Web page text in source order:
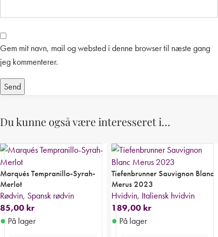
Gem mit navn, mail og websted i denne browser til næste gang
jeg kommenterer.
Du kunne også være interesseret i…
Marqués Tempranillo-Syrah-
Merlot
Rødvin, Spansk rødvin
85,00 kr
● På lager
Tiefenbrunner Sauvignon Blanc
Merus 2023
Hvidvin, Italiensk hvidvin
189,00 kr
● På lager